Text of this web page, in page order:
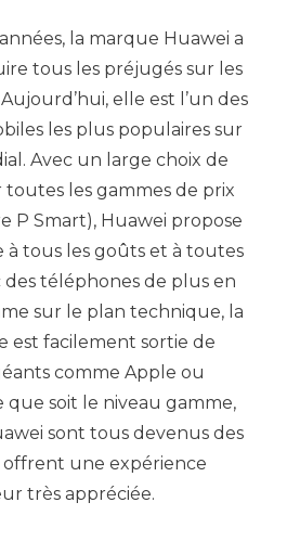
la marque Huawei a
tous les préjugés sur les
elle est l’un des
les plus populaires sur
Avec un large choix de
les gammes de prix
P Smart),Huawei propose
tous les goûts et à toutes
des téléphones de plus en
sur le plan technique, la
est facilement sortie de
comme Apple ou
que soit le niveau gamme,
sont tous devenus des
une expérience
très appréciée.